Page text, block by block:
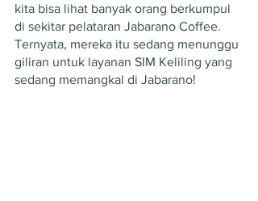
kita bisa lihat banyak orang berkumpul
di sekitar pelataran Jabarano Coffee.
Ternyata, mereka itu sedang menunggu
giliran untuk layanan SIM Keliling yang
sedang memangkal di Jabarano!